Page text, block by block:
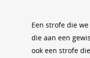
Een strofe die
die aan een
ook een strofe